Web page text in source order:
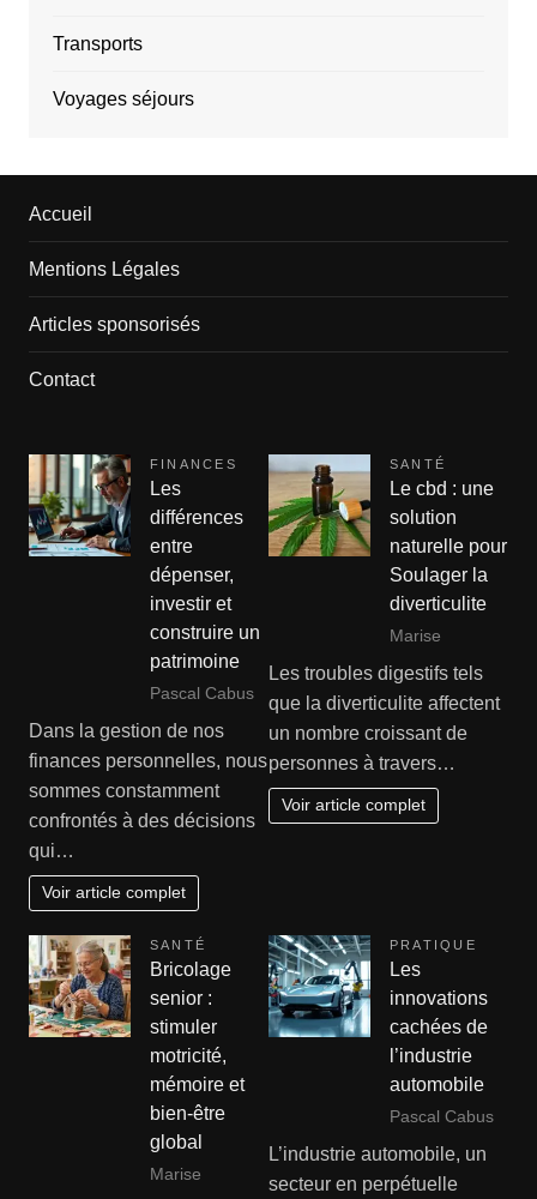
Transports
Voyages séjours
Accueil
Mentions Légales
Articles sponsorisés
Contact
FINANCES
Les
différences
entre
dépenser,
investir et
construire un
patrimoine
Pascal Cabus
Dans la gestion de nos
finances personnelles, nous
sommes constamment
confrontés à des décisions
qui…
Voir article complet
SANTÉ
Le cbd : une
solution
naturelle pour
Soulager la
diverticulite
Marise
Les troubles digestifs tels
que la diverticulite affectent
un nombre croissant de
personnes à travers…
Voir article complet
SANTÉ
Bricolage
senior :
stimuler
motricité,
mémoire et
bien-être
global
Marise
PRATIQUE
Les
innovations
cachées de
l’industrie
automobile
Pascal Cabus
L’industrie automobile, un
secteur en perpétuelle